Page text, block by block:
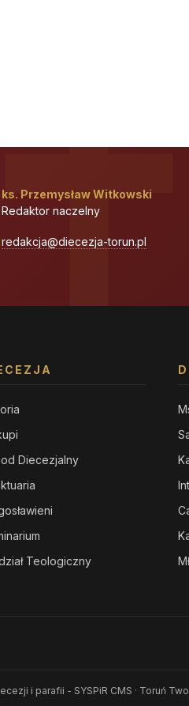
ks. Przemysław Witkowski
Redaktor naczelny
redakcja@diecezja-torun.pl
Diecezjalny
Teologiczny
i parafii - SYSPiR CMS · Toruń